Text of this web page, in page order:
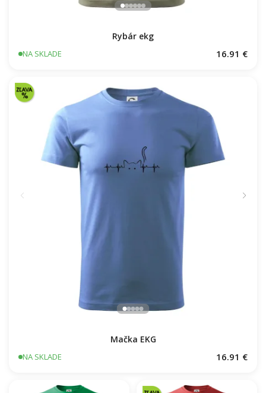
Rybár ekg
NA SKLADE 16.91 €
Mačka EKG
NA SKLADE 16.91 €